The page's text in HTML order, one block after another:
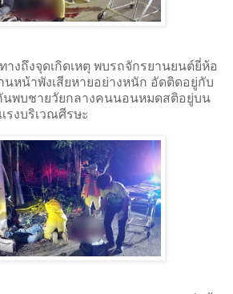
ถึงจุดเกิดเหตุ พบรถจักรยานยนต์ยี่ห้อ
หน้าพังเสียหายอย่างหนัก อัดติดอยู่กับ
นพบชายวัยกลางคนนอนหมดสติอยู่บน
งบริเวณศีรษะ